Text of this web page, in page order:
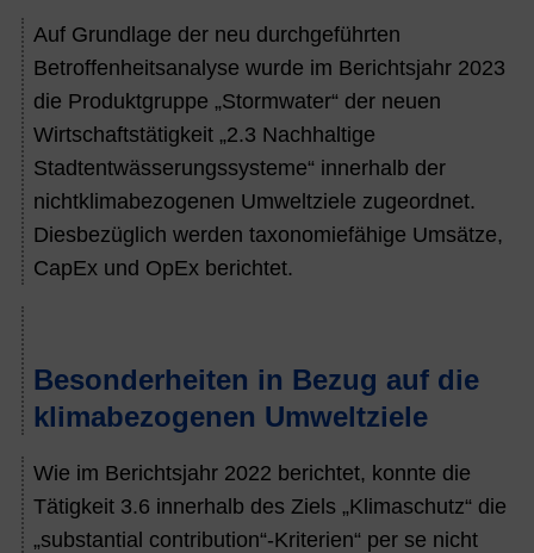
Auf Grundlage der neu durchgeführten
Betroffenheitsanalyse wurde im Berichtsjahr 2023
die Produktgruppe „Stormwater“ der neuen
Wirtschaftstätigkeit „2.3 Nachhaltige
Stadtentwässerungssysteme“ innerhalb der
nichtklimabezogenen Umweltziele zugeordnet.
Diesbezüglich werden taxonomiefähige Umsätze,
CapEx und OpEx berichtet.
Besonderheiten in Bezug auf die
klimabezogenen Umweltziele
Wie im Berichtsjahr 2022 berichtet, konnte die
Tätigkeit 3.6 innerhalb des Ziels „Klimaschutz“ die
„substantial contribution“-Kriterien“ per se nicht